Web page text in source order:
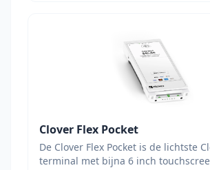
Clover Flex Pocket
De Clover Flex Pocket is de lichtste
terminal met bijna 6 inch